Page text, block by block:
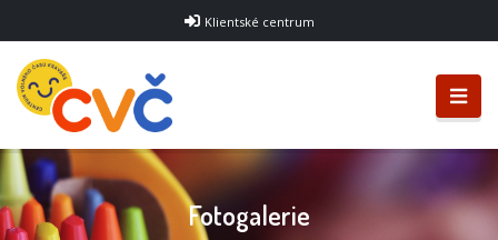
Klientské centrum
Fotogalerie